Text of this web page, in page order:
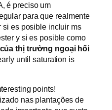
é preciso um
para que realmente
si es posible incluir ms
y si es posible como
thị trường ngoại hối
until saturation is
points!
nas plantações de